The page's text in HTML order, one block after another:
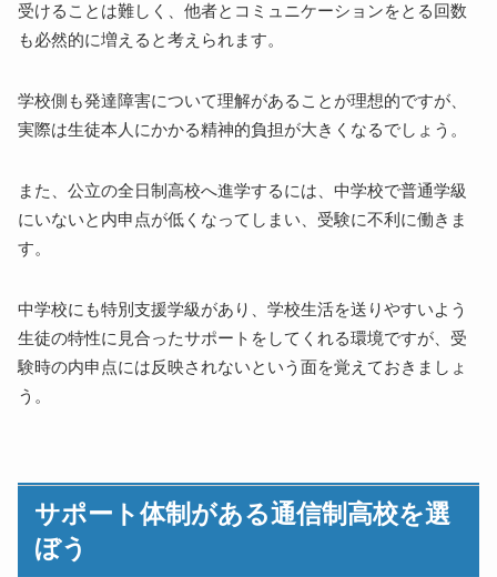
受けることは難しく、他者とコミュニケーションをとる回数
も必然的に増えると考えられます。
学校側も発達障害について理解があることが理想的ですが、
実際は生徒本人にかかる精神的負担が大きくなるでしょう。
また、公立の全日制高校へ進学するには、中学校で普通学級
にいないと内申点が低くなってしまい、受験に不利に働きま
す。
中学校にも特別支援学級があり、学校生活を送りやすいよう
生徒の特性に見合ったサポートをしてくれる環境ですが、受
験時の内申点には反映されないという面を覚えておきましょ
う。
サポート体制がある通信制高校を選
ぼう